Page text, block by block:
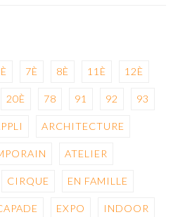
7È 8È 11È 12È
20È 78 91 92 93
ARCHITECTURE
ATELIER
CIRQUE EN FAMILLE
EXPO INDOOR